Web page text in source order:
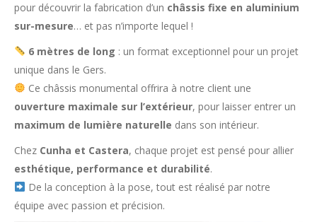
pour découvrir la fabrication d’un châssis fixe en aluminium
sur-mesure… et pas n’importe lequel !
6 mètres de long : un format exceptionnel pour un projet
unique dans le Gers.
Ce châssis monumental offrira à notre client une
ouverture maximale sur l’extérieur, pour laisser entrer un
maximum de lumière naturelle dans son intérieur.
Chez Cunha et Castera, chaque projet est pensé pour allier
esthétique, performance et durabilité.
De la conception à la pose, tout est réalisé par notre
équipe avec passion et précision.